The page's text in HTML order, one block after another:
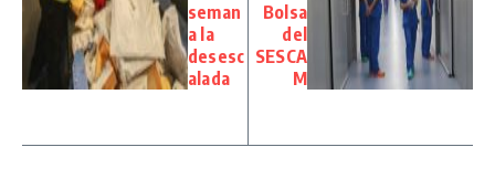
seman
a la
desesc
alada
Bolsa
del
SESCA
M